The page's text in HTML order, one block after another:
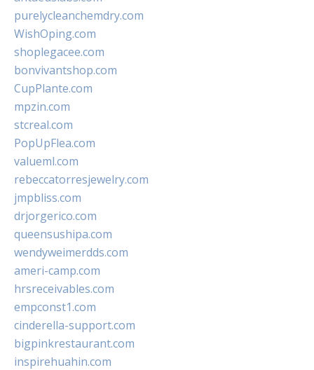
purelycleanchemdry.com
WishOping.com
shoplegacee.com
bonvivantshop.com
CupPlante.com
mpzin.com
stcreal.com
PopUpFlea.com
valueml.com
rebeccatorresjewelry.com
jmpbliss.com
drjorgerico.com
queensushipa.com
wendyweimerdds.com
ameri-camp.com
hrsreceivables.com
empconst1.com
cinderella-support.com
bigpinkrestaurant.com
inspirehuahin.com